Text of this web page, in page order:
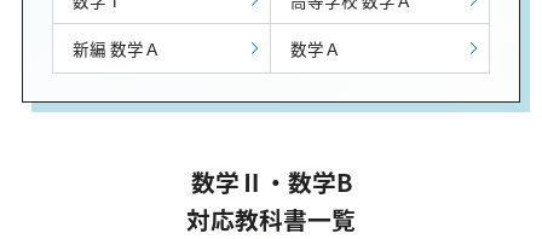
新編 数学Ａ
数学Ａ
数学Ⅱ・数学B
対応教科書一覧